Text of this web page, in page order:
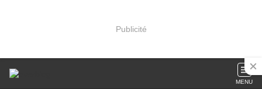
Publicité
MENU